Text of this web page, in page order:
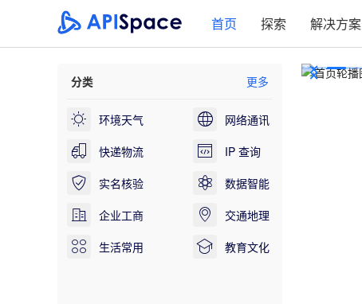
首页 探索 解决方案
分类 更多
环境天气
网络通讯
快递物流
IP 查询
实名核验
数据智能
企业工商
交通地理
生活常用
教育文化